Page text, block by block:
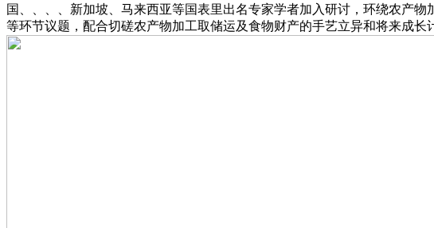
国、、、、新加坡、马来西亚等国表里出名专家学者加入研讨，环绕农产
等环节议题，配合切磋农产物加工取储运及食物财产的手艺立异和将来成长